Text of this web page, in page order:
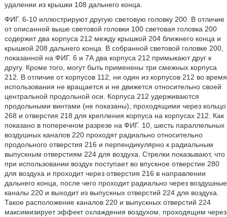
удалении из крышки 108 дальнего конца.
ФИГ. 6-10 иллюстрируют другую световую головку 200. В отличие
от описанной выше световой головки 100 световая головка 200
содержит два корпуса 212 между крышкой 204 ближнего конца и
крышкой 208 дальнего конца. В собранной световой головке 200,
показанной на ФИГ. 6 и 7А два корпуса 212 примыкают друг к
другу. Кроме того, могут быть применены три смежных корпуса
212. В отличие от корпусов 112, ни один из корпусов 212 во время
использования не вращается и не движется относительно своей
центральной продольной оси. Корпуса 212 удерживаются
продольными винтами (не показаны), проходящими через кольцо
268 и отверстия 218 для крепления корпуса на корпусах 212. Как
показано в поперечном разрезе на ФИГ. 10, шесть параллельных
воздушных каналов 220 проходят радиально относительно
продольного отверстия 216 и перпендикулярно к радиальным
выпускным отверстиям 224 для воздуха. Стрелки показывают, что
при использовании воздух поступает во впускное отверстие 280
для воздуха и проходит через отверстия 216 в направлении
дальнего конца, после чего проходит радиально через воздушные
каналы 220 и выходит из выпускных отверстий 224 для воздуха.
Такое расположение каналов 220 и выпускных отверстий 224
максимизирует эффект охлаждения воздухом, проходящим через